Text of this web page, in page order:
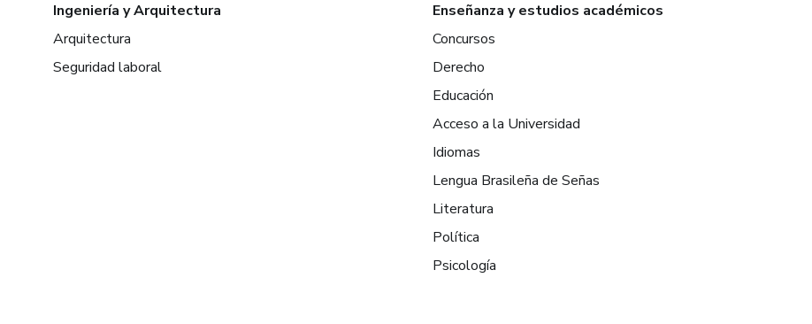
Ingeniería y Arquitectura
Arquitectura
Seguridad laboral
Enseñanza y estudios académicos
Concursos
Derecho
Educación
Acceso a la Universidad
Idiomas
Lengua Brasileña de Señas
Literatura
Política
Psicología